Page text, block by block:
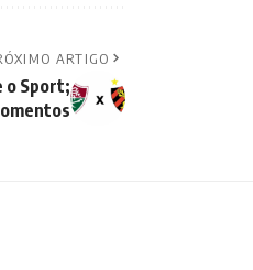
ARTIGO
o Sport;